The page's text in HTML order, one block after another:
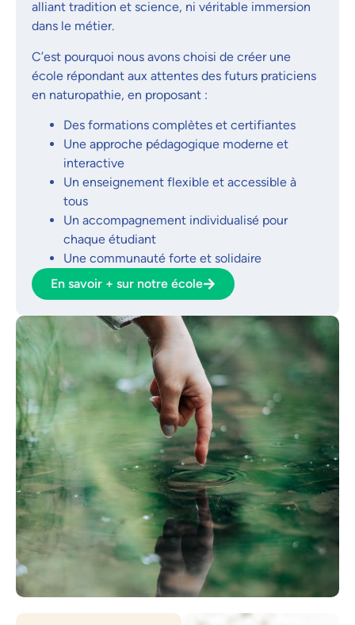
alliant tradition et science, ni véritable immersion
dans le métier.
C’est pourquoi nous avons choisi de créer une
école répondant aux attentes des futurs praticiens
en naturopathie, en proposant :
Des formations complètes et certifiantes
Une approche pédagogique moderne et
interactive
Un enseignement flexible et accessible à
tous
Un accompagnement individualisé pour
chaque étudiant
Une communauté forte et solidaire
En savoir + sur notre école